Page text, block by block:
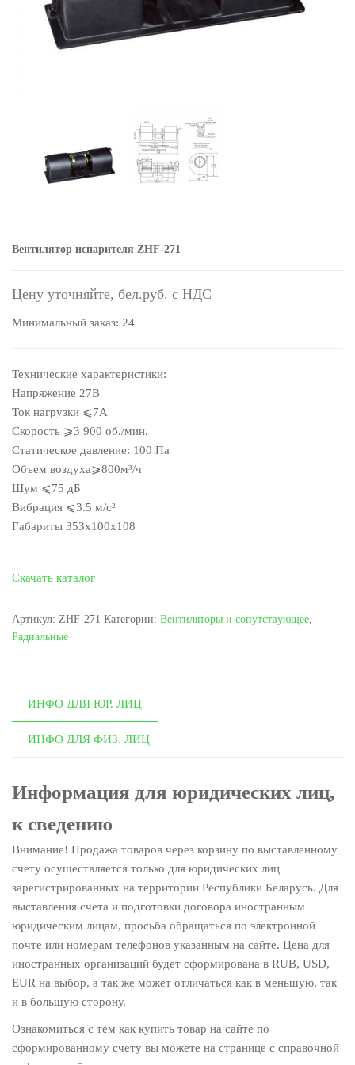
Вентилятор испарителя ZHF-271
Цену уточняйте,
Минимальный заказ: 24
Технические характеристики:
Напряжение 27В
Ток нагрузки ⩽7А
Скорость ⩾3 900 об./мин.
Статическое давление: 100 Па
Объем воздуха⩾800м³/ч
Шум ⩽75 дБ
Вибрация ⩽3.5 м/с²
Габариты 353х100х108
Скачать каталог
Артикул: ZHF-271 Категории: Вентиляторы и сопутствующее,
Радиальные
ИНФО ДЛЯ ЮР. ЛИЦ
ИНФО ДЛЯ ФИЗ. ЛИЦ
Информация для юридических лиц,
к сведению
Внимание! Продажа товаров через корзину по выставленному
счету осуществляется только для юридических лиц
зарегистрированных на территории Республики Беларусь. Для
выставления счета и подготовки договора иностранным
юридическим лицам, просьба обращаться по электронной
почте или номерам телефонов указанным на сайте. Цена для
иностранных организаций будет сформирована в RUB, USD,
EUR на выбор, а так же может отличаться как в меньшую, так
и в большую сторону.
Ознакомиться с тем как купить товар на сайте по
сформированному счету вы можете на странице с справочной